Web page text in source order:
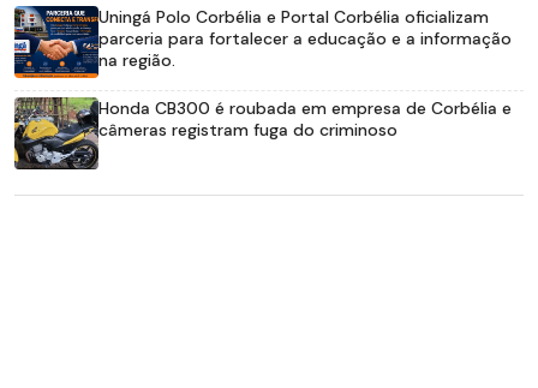
Uningá Polo Corbélia e Portal Corbélia oficializam
parceria para fortalecer a educação e a informação
na região.
Honda CB300 é roubada em empresa de Corbélia e
câmeras registram fuga do criminoso